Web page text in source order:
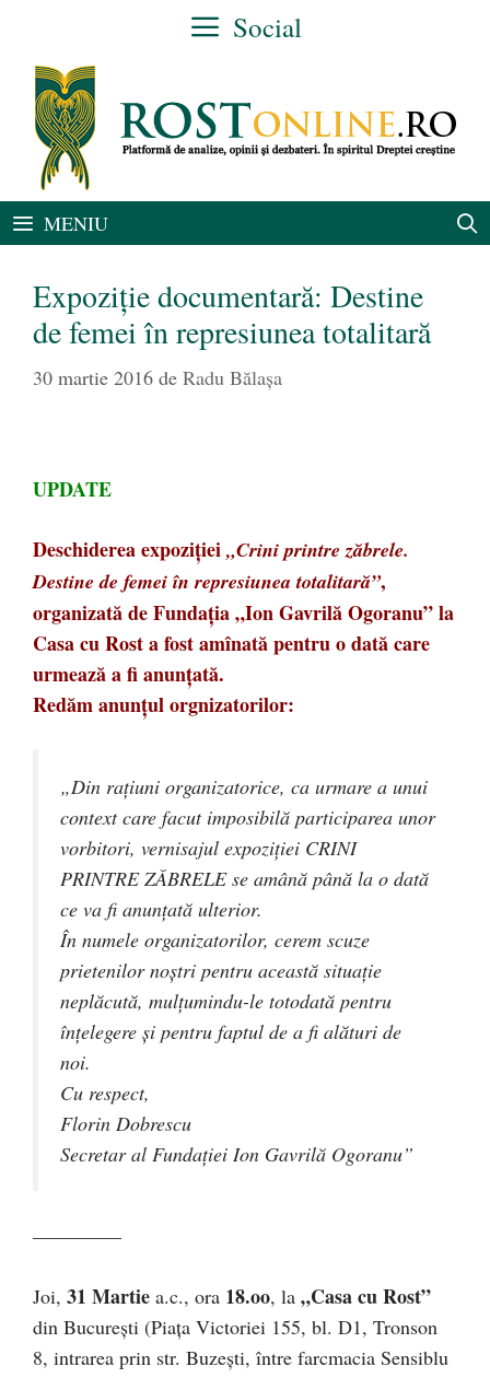
conținut
Social
MENIU
Expoziţie documentară: Destine
de femei în represiunea totalitară
30 martie 2016 de Radu Bălaşa
UPDATE
Deschiderea expoziţiei „Crini printre zăbrele.
Destine de femei în represiunea totalitară”,
organizată de Fundaţia „Ion Gavrilă Ogoranu” la
Casa cu Rost a fost amînată pentru o dată care
urmează a fi anunţată.
Redăm anunţul orgnizatorilor:
„Din raţiuni organizatorice, ca urmare a unui
context care facut imposibilă participarea unor
vorbitori, vernisajul expoziţiei CRINI
PRINTRE ZĂBRELE se amână până la o dată
ce va fi anunţată ulterior.
În numele organizatorilor, cerem scuze
prietenilor noştri pentru această situaţie
neplăcută, mulţumindu-le totodată pentru
înţelegere şi pentru faptul de a fi alături de
noi.
Cu respect,
Florin Dobrescu
Secretar al Fundaţiei Ion Gavrilă Ogoranu”
–––––––––
Joi, 31 Martie a.c., ora 18.oo, la „Casa cu Rost”
din Bucureşti (Piaţa Victoriei 155, bl. D1, Tronson
8, intrarea prin str. Buzeşti, între farcmacia Sensiblu